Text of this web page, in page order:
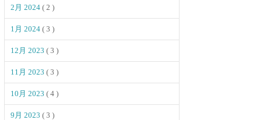
2月 2024 ( 2 )
1月 2024 ( 3 )
12月 2023 ( 3 )
11月 2023 ( 3 )
10月 2023 ( 4 )
9月 2023 ( 3 )